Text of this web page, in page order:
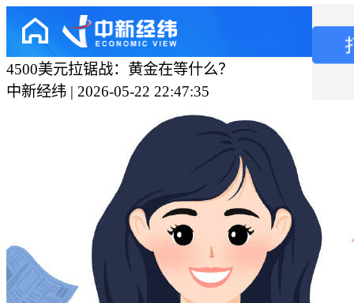
4500美元拉锯战：黄金在等什么？
中新经纬 | 2026-05-22 22:47:35